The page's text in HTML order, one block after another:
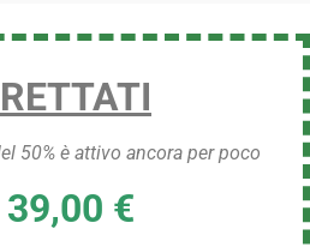
50% è attivo ancora per poco
€